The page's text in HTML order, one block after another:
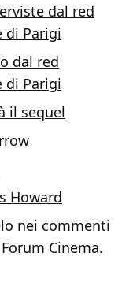
dal red
di Parigi
dal red
di Parigi
il sequel
Howard
nei commenti
Cinema.